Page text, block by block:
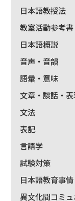
日本語教授法
教室活動参考書
日本語概説
音声・音韻
語彙・意味
文章・談話・
文法
表記
言語学
試験対策
日本語教育事情
異文化間コミ